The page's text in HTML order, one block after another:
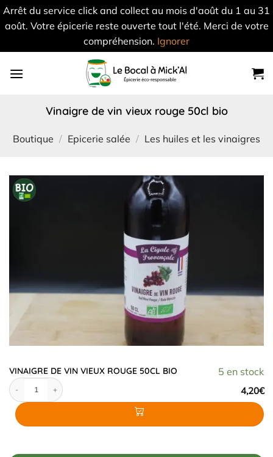
Arrêt du service click and collect au mois d'août du 1 au 31
août. Votre épicerie reste ouverte tout l'été. Merci de votre
compréhension. Ignorer
vinaigre de vin vieux rouge 50cl bio
Boutique / Epicerie salée / Les huiles et les vinaigres
5 en stock
VINAIGRE DE VIN VIEUX ROUGE 50CL BIO
4,20€
quantité de VINAIGRE DE VIN VIEUX ROUGE 50CL BIO